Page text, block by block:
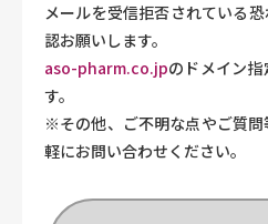
メールを受信拒否されている
認お願いします。
aso-pharm.co.jpのドメイン
す。
※その他、ご不明な点やご質
軽にお問い合わせください。